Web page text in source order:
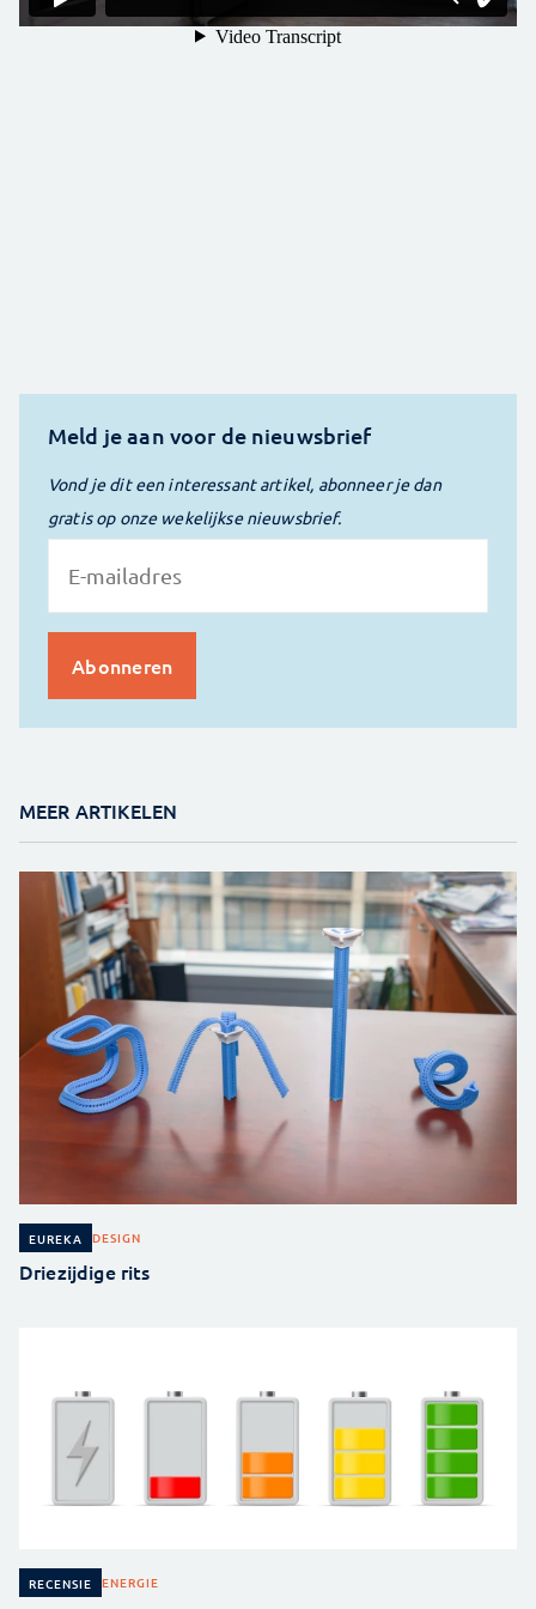
Meld je aan voor de nieuwsbrief
Vond je dit een interessant artikel, abonneer je dan
gratis op onze wekelijkse nieuwsbrief.
MEER ARTIKELEN
EUREKA DESIGN
Driezijdige rits
RECENSIE ENERGIE